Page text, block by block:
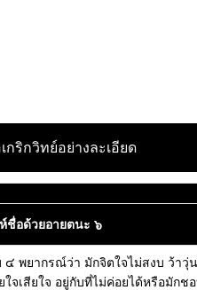
กริกวิทย์อย่างละเอียด
ชื่อด้วยอายตนะ ๖
๔ พยากรณ์ว่า มักจิตใจไม่สงบ ว้าวุ่
จเสียใจ อยู่กับที่ไม่ค่อยได้หรือมักช